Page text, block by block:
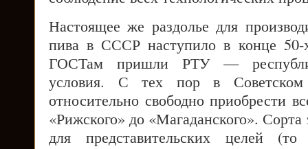
Настоящее же раздолье для
пива в СССР наступило в конце 50-
ГОСТам пришли РТУ —
условия. С тех пор в
относительно свободно приобрести
«Рижского» до «Магаданского». Сорта
для представительских целей